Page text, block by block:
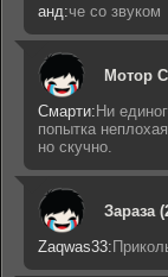
анд:че со звуком
Мотор
Смарти: Ни
попытка
но скучно.
Зараза
Zaqwas33: